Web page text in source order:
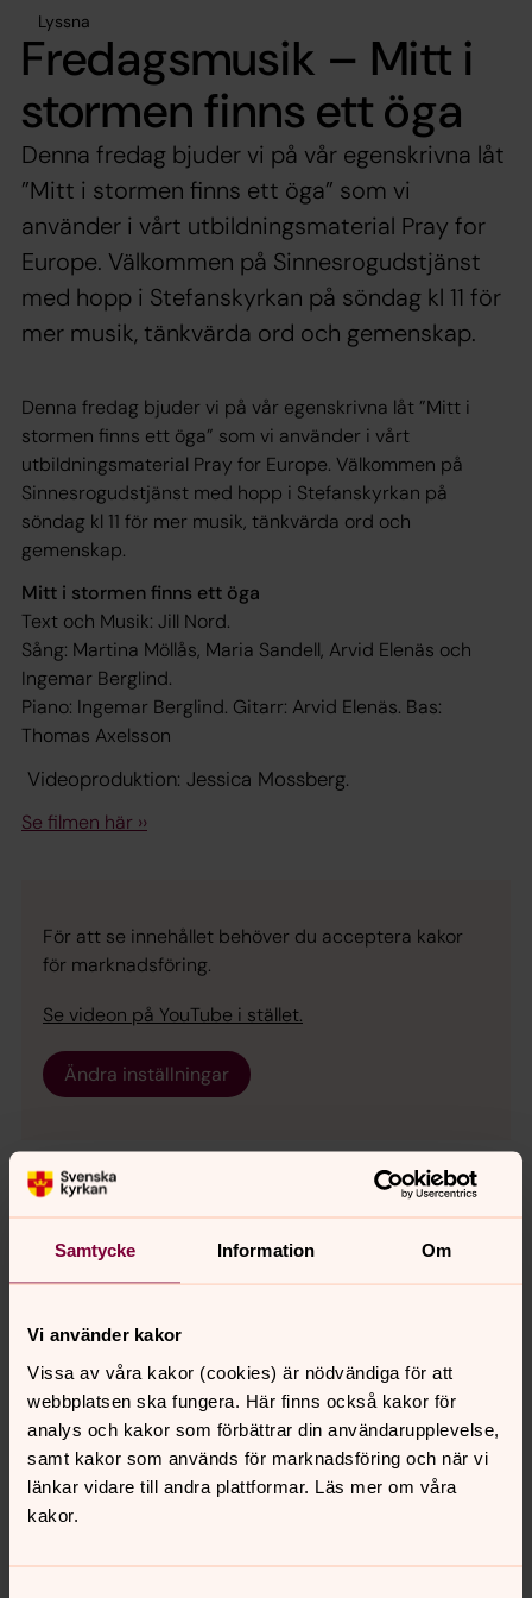
Samtycke Information Om
Vi använder kakor
Vissa av våra kakor (cookies) är nödvändiga för att
webbplatsen ska fungera. Här finns också kakor för
analys och kakor som förbättrar din användarupplevelse,
samt kakor som används för marknadsföring och när vi
länkar vidare till andra plattformar. Läs mer om våra
kakor.
Lyssna
Fredagsmusik – Mitt i
stormen finns ett öga
Denna fredag bjuder vi på vår egenskrivna låt
”Mitt i stormen finns ett öga” som vi
använder i vårt utbildningsmaterial Pray for
Europe. Välkommen på Sinnesrogudstjänst
med hopp i Stefanskyrkan på söndag kl 11 för
mer musik, tänkvärda ord och gemenskap.
Denna fredag bjuder vi på vår egenskrivna låt ”Mitt i
stormen finns ett öga” som vi använder i vårt
utbildningsmaterial Pray for Europe. Välkommen på
Sinnesrogudstjänst med hopp i Stefanskyrkan på
söndag kl 11 för mer musik, tänkvärda ord och
gemenskap.
Mitt i stormen finns ett öga
Text och Musik: Jill Nord.
Sång: Martina Möllås, Maria Sandell, Arvid Elenäs och
Ingemar Berglind.
Piano: Ingemar Berglind. Gitarr: Arvid Elenäs. Bas:
Thomas Axelsson
Videoproduktion: Jessica Mossberg.
Se filmen här ››
För att se innehållet behöver du acceptera kakor
för marknadsföring.
Se videon på YouTube i stället.
Ändra inställningar
Musikprogram 2026
hög konstnärlig kvalitet. Nedan ser ni vårt konsertutbud
för våren 2026.
Kyrkbänken – Kyrkan mitt i stan
Har du inte tid att komma till kyrkan, så kommer vi till
dig! Eller rättare sagt vi sitter på en bänk mitt i stan där
du kanske ofta går förbi. Välkommen att slå dig ner en
stund och samtala om det du har på hjärtat.